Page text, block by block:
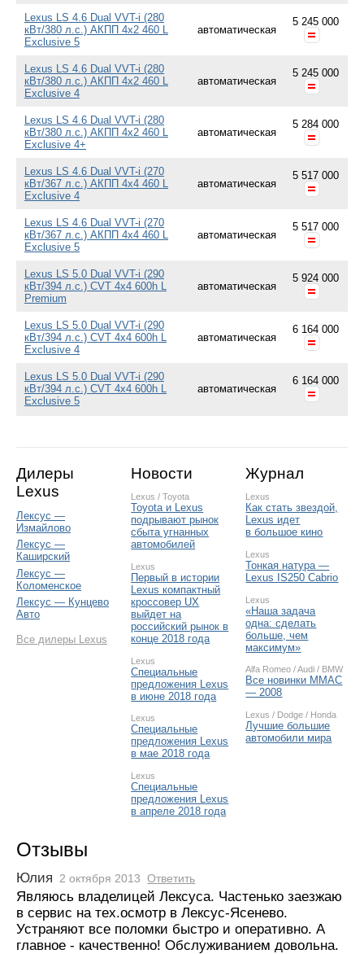
Lexus LS 4.6 Dual VVT-i (280
кВт/380 л.с.) АКПП 4x2 460 L
Exclusive 5
автоматическая
5 245 000
Lexus LS 4.6 Dual VVT-i (280
кВт/380 л.с.) АКПП 4x2 460 L
Exclusive 4
автоматическая
5 245 000
Lexus LS 4.6 Dual VVT-i (280
кВт/380 л.с.) АКПП 4x2 460 L
Exclusive 4+
автоматическая
5 284 000
Lexus LS 4.6 Dual VVT-i (270
кВт/367 л.с.) АКПП 4x4 460 L
Exclusive 4
автоматическая
5 517 000
Lexus LS 4.6 Dual VVT-i (270
кВт/367 л.с.) АКПП 4x4 460 L
Exclusive 5
автоматическая
5 517 000
Lexus LS 5.0 Dual VVT-i (290
кВт/394 л.с.) CVT 4x4 600h L
Premium
автоматическая
5 924 000
Lexus LS 5.0 Dual VVT-i (290
кВт/394 л.с.) CVT 4x4 600h L
Exclusive 4
автоматическая
6 164 000
Lexus LS 5.0 Dual VVT-i (290
кВт/394 л.с.) CVT 4x4 600h L
Exclusive 5
автоматическая
6 164 000
Дилеры
Lexus
Лексус —
Измайлово
Лексус —
Каширский
Лексус —
Коломенское
Лексус — Кунцево
Авто
Все дилеры Lexus
Новости
Lexus /Toyota
Toyota и Lexus
подрывают рынок
сбыта угнанных
автомобилей
Lexus
Первый в истории
Lexus компактный
кроссовер UX
выйдет на
российский рынок в
конце 2018 года
Lexus
Специальные
предложения Lexus
в июне 2018 года
Lexus
Специальные
предложения Lexus
в мае 2018 года
Lexus
Специальные
предложения Lexus
в апреле 2018 года
Журнал
Lexus
Как стать звездой,
Lexus идет
в большое кино
Lexus
Тонкая натура —
Lexus IS250 Cabrio
Lexus
«Наша задача
одна: сделать
больше, чем
максимум»
Alfa Romeo /Audi / BMW
Все новинки ММАС
— 2008
Lexus / Dodge / Honda
Лучшие большие
автомобили мира
Отзывы
Юлия 2 октября 2013 Ответить
Являюсь владелицей Лексуса. Частенько заезжаю
в сервис на тех.осмотр в Лексус-Ясенево.
Устраняют все поломки быстро и оперативно. А
главное - качественно! Обслуживанием довольна.